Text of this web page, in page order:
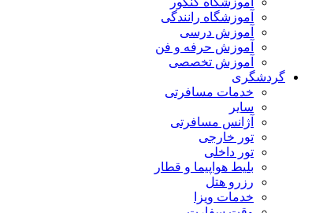
آموزشگاه رانندگی
آموزش درسی
آموزش حرفه و فن
آموزش تخصصی
گردشگری
خدمات مسافرتی
سایر
آژانس مسافرتی
تور خارجی
تور داخلی
بلیط هواپیما و قطار
رزرو هتل
خدمات ویزا